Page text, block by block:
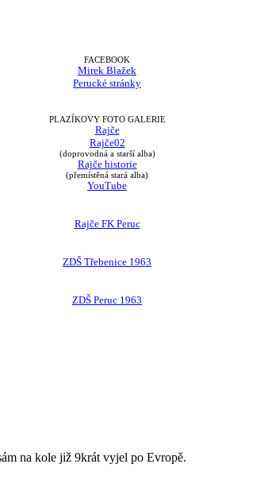
FACEBOOK
Mirek Blažek
Perucké stránky
PLAZÍKOVY FOTO GALERIE
Rajče
Rajče02
(doprovodná a starší alba)
Rajče historie
(přemístěná stará alba)
YouTube
Rajče FK Peruc
ZDŠ Třebenice 1963
ZDŠ Peruc 1963
na kole již 9krát vyjel po Evropě.